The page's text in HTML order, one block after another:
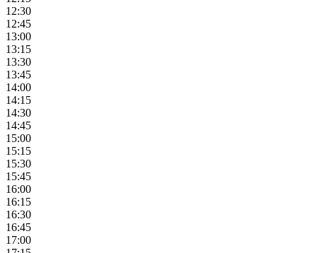
12:30
12:45
13:00
13:15
13:30
13:45
14:00
14:15
14:30
14:45
15:00
15:15
15:30
15:45
16:00
16:15
16:30
16:45
17:00